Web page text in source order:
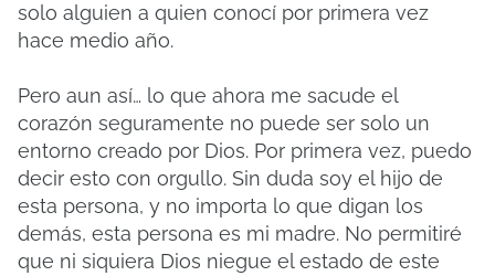
solo alguien a quien conocí por primera vez
hace medio año.
Pero aun así… lo que ahora me sacude el
corazón seguramente no puede ser solo un
entorno creado por Dios. Por primera vez, puedo
decir esto con orgullo. Sin duda soy el hijo de
esta persona, y no importa lo que digan los
demás, esta persona es mi madre. No permitiré
que ni siquiera Dios niegue el estado de este